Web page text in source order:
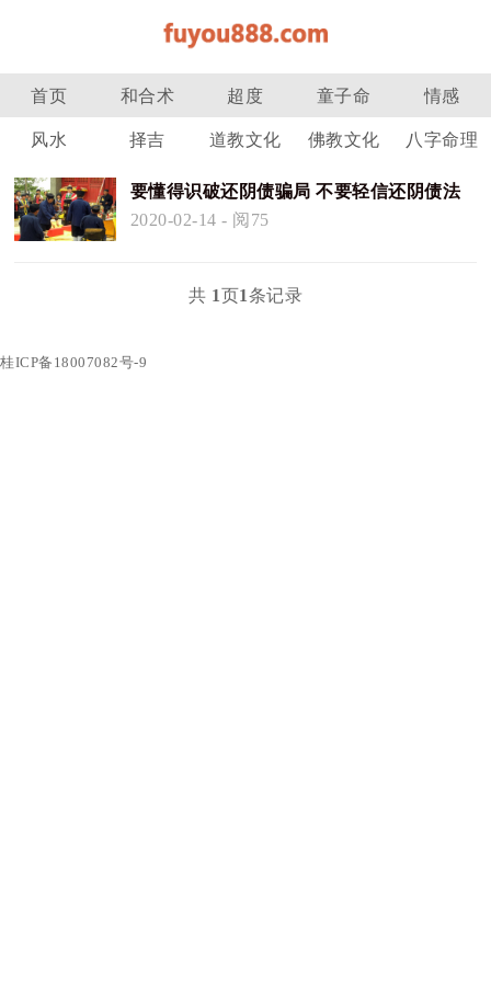
首页 和合术 超度 童子命 情感
风水 择吉 道教文化 佛教文化 八字命理
要懂得识破还阴债骗局 不要轻信还阴债法
事
2020-02-14 - 阅75
共 1页1条记录
桂ICP备18007082号-9